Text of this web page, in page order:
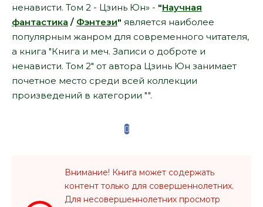
ненависти. Том 2 - Цзинь Юн» - "Научная
фантастика / Фэнтези" является наиболее
популярным жанром для современного читателя,
а книга "Книга и меч. Записи о доброте и
ненависти. Том 2" от автора Цзинь Юн занимает
почетное место среди всей коллекции
произведений в категории "".
Внимание! Книга может содержать
контент только для совершеннолетних.
Для несовершеннолетних просмотр